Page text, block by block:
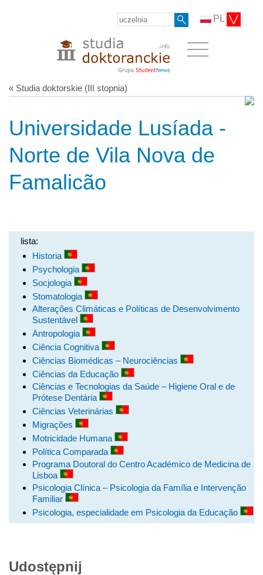
PL
« Studia doktorskie (III stopnia)
Universidade Lusíada -
Norte de Vila Nova de
Famalicão
lista:
Historia
Psychologia
Socjologia
Stomatologia
Alterações Climáticas e Políticas de Desenvolvimento
Sustentável
Antropologia
Ciência Cognitiva
Ciências Biomédicas – Neurociências
Ciências da Educação
Ciências e Tecnologias da Saúde – Higiene Oral e de
Prótese Dentária
Ciências Veterinárias
Migrações
Motricidade Humana
Política Comparada
Programa Doutoral do Centro Académico de Medicina de
Lisboa
Psicologia Clínica – Psicologia da Família e Intervenção
Familiar
Psicologia, especialidade em Psicologia da Educação
Udostępnij